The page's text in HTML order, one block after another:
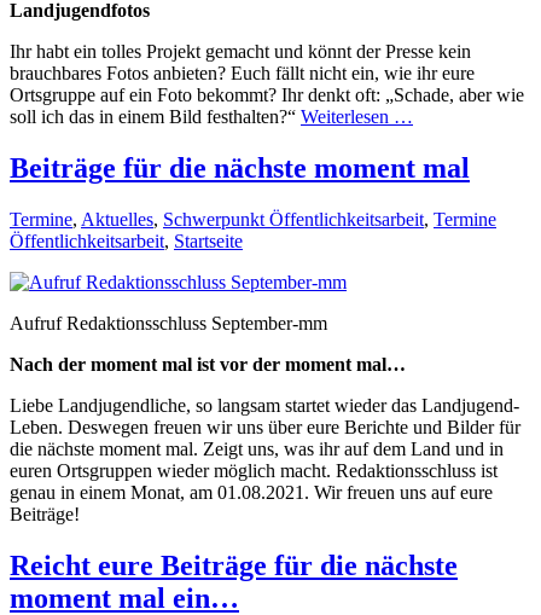
Landjugendfotos
Ihr habt ein tolles Projekt gemacht und könnt der Presse kein
brauchbares Fotos anbieten? Euch fällt nicht ein, wie ihr eure
Ortsgruppe auf ein Foto bekommt? Ihr denkt oft: „Schade, aber wie
soll ich das in einem Bild festhalten?“ Weiterlesen …
Beiträge für die nächste moment mal
Termine, Aktuelles, Schwerpunkt Öffentlichkeitsarbeit, Termine
Öffentlichkeitsarbeit, Startseite
Aufruf Redaktionsschluss September-mm
Nach der moment mal ist vor der moment mal…
Liebe Landjugendliche, so langsam startet wieder das Landjugend-
Leben. Deswegen freuen wir uns über eure Berichte und Bilder für
die nächste moment mal. Zeigt uns, was ihr auf dem Land und in
euren Ortsgruppen wieder möglich macht. Redaktionsschluss ist
genau in einem Monat, am 01.08.2021. Wir freuen uns auf eure
Beiträge!
Reicht eure Beiträge für die nächste
moment mal ein…